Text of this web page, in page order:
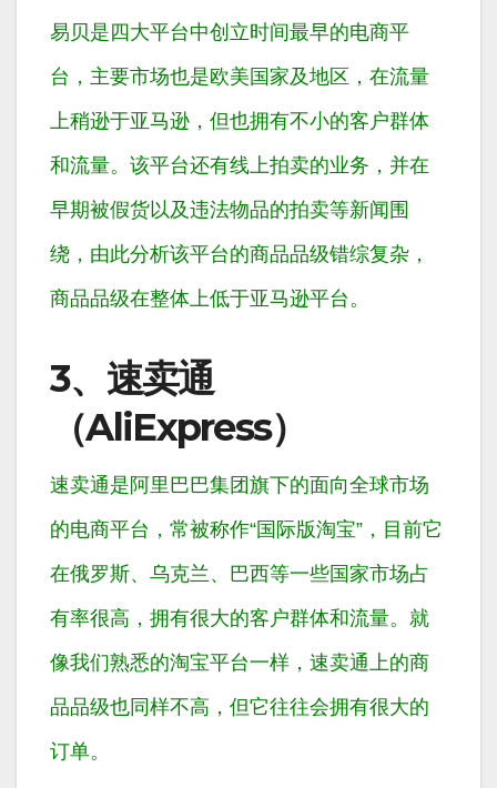
易贝是四大平台中创立时间最早的电商平
台，主要市场也是欧美国家及地区，在流量
上稍逊于亚马逊，但也拥有不小的客户群体
和流量。该平台还有线上拍卖的业务，并在
早期被假货以及违法物品的拍卖等新闻围
绕，由此分析该平台的商品品级错综复杂，
商品品级在整体上低于亚马逊平台。
3、速卖通
（AliExpress）
速卖通是阿里巴巴集团旗下的面向全球市场
的电商平台，常被称作“国际版淘宝”，目前它
在俄罗斯、乌克兰、巴西等一些国家市场占
有率很高，拥有很大的客户群体和流量。就
像我们熟悉的淘宝平台一样，速卖通上的商
品品级也同样不高，但它往往会拥有很大的
订单。